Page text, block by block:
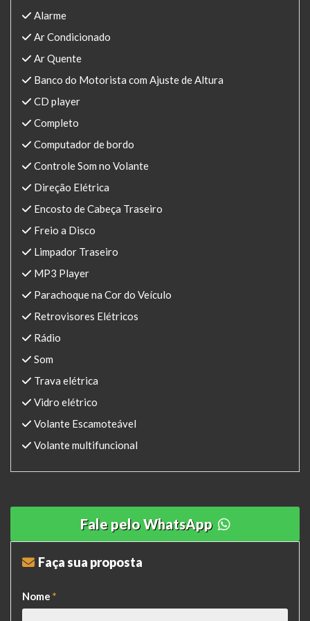
Alarme
Ar Condicionado
Ar Quente
Banco do Motorista com Ajuste de Altura
CD player
Completo
Computador de bordo
Controle Som no Volante
Direção Elétrica
Encosto de Cabeça Traseiro
Freio a Disco
Limpador Traseiro
MP3 Player
Parachoque na Cor do Veículo
Retrovisores Elétricos
Rádio
Som
Trava elétrica
Vidro elétrico
Volante Escamoteável
Volante multifuncional
Fale pelo WhatsApp
Faça sua proposta
Nome *